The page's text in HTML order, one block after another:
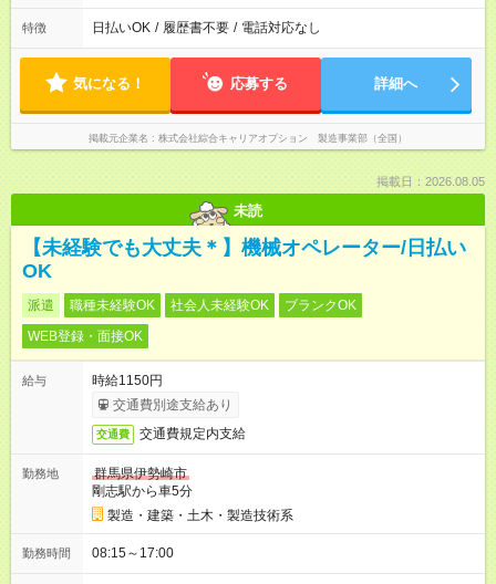
特徴 日払いOK / 履歴書不要 / 電話対応なし
気になる！ 応募する 詳細へ
掲載元企業名 株式会社綜合キャリアオプション 製造事業部（全国）
掲載日：2026.08.05
未読
【未経験でも大丈夫＊】機械オペレーター/日払い
OK
派遣 職種未経験OK 社会人未経験OK
ブランクOK
WEB登録・面接OK
給与
時給1150円
交通費別途支給あり
交通費 交通費規定内支給
勤務地
群馬県伊勢崎市
剛志駅から車5分
製造・建築・土木・製造技術系
勤務時間 08:15～17:00